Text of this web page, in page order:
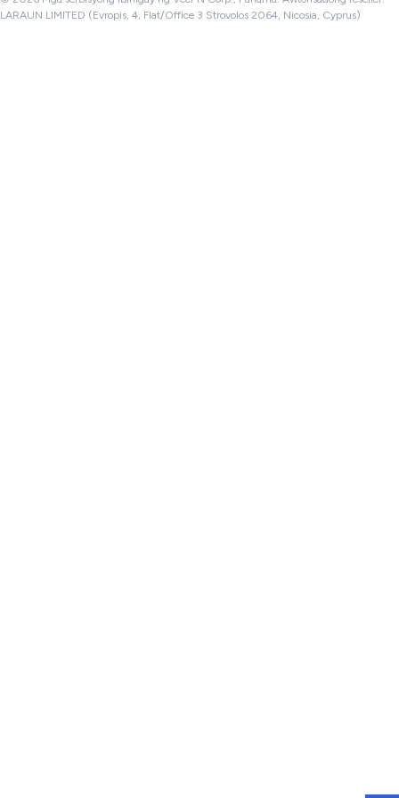
LARAUN LIMITED (Evropis, 4, Flat/Office 3 Strovolos 2064, Nicosia, Cyprus)